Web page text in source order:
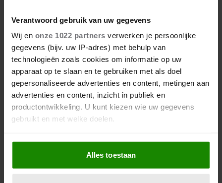
Verantwoord gebruik van uw gegevens
Wij en onze 1022 partners verwerken je persoonlijke
gegevens (bijv. uw IP-adres) met behulp van
technologieën zoals cookies om informatie op uw
apparaat op te slaan en te gebruiken met als doel
gepersonaliseerde advertenties en content, metingen aan
advertenties en content, inzicht in publiek en
productontwikkeling. U kunt kiezen wie uw gegevens
gebruikt en met welke doelen.
Als u het toestaat, willen we ook graag:
Informatie verzamelen over uw geografische
locatie, die tot een paar meter nauwkeurig kan zijn
Alles toestaan